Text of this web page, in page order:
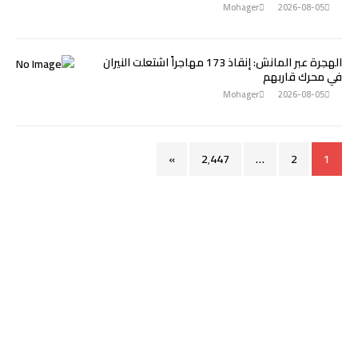
2026-08-05
Mohager
الهجرة عبر المانش: إنقاذ 173 مهاجراً اشتعلت النيران
في محرك قاربهم
2026-08-05
Mohager
1
2
… 2٬447 »